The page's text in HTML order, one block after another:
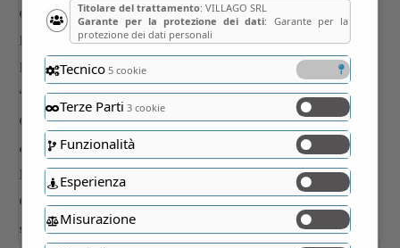
Titolare del trattamento: VILLAGO SRL
Garante per la protezione dei dati: Garante per la
protezione dei dati personali
Tecnico5 cookie
Terze Parti 3 cookie
Funzionalità
Esperienza
Misurazione